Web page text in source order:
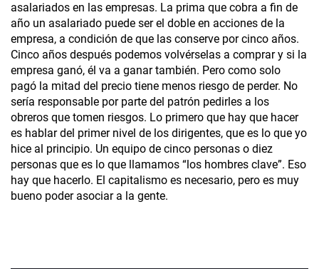
asalariados en las empresas. La prima que cobra a fin de
año un asalariado puede ser el doble en acciones de la
empresa, a condición de que las conserve por cinco años.
Cinco años después podemos volvérselas a comprar y si la
empresa ganó, él va a ganar también. Pero como solo
pagó la mitad del precio tiene menos riesgo de perder. No
sería responsable por parte del patrón pedirles a los
obreros que tomen riesgos. Lo primero que hay que hacer
es hablar del primer nivel de los dirigentes, que es lo que yo
hice al principio. Un equipo de cinco personas o diez
personas que es lo que llamamos “los hombres clave”. Eso
hay que hacerlo. El capitalismo es necesario, pero es muy
bueno poder asociar a la gente.